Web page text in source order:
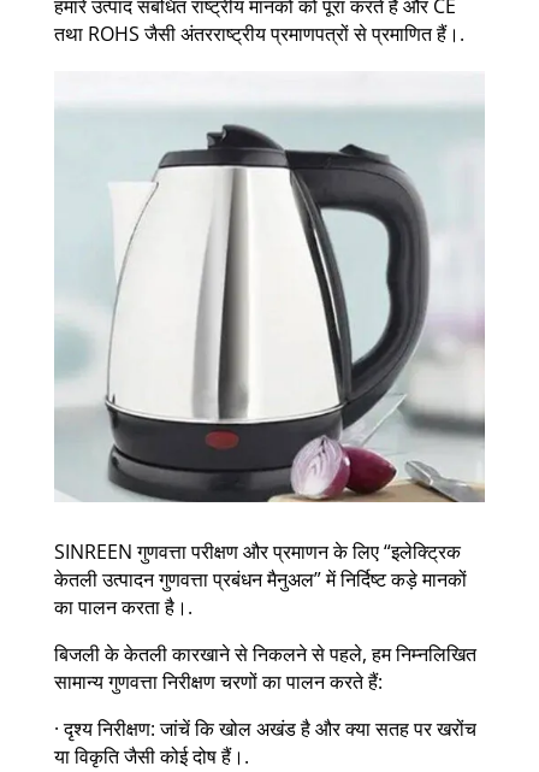
हमारे उत्पाद संबंधित राष्ट्रीय मानकों को पूरा करते हैं और CE
तथा ROHS जैसी अंतरराष्ट्रीय प्रमाणपत्रों से प्रमाणित हैं।.
SINREEN गुणवत्ता परीक्षण और प्रमाणन के लिए “इलेक्ट्रिक
केतली उत्पादन गुणवत्ता प्रबंधन मैनुअल” में निर्दिष्ट कड़े मानकों
का पालन करता है।.
बिजली के केतली कारखाने से निकलने से पहले, हम निम्नलिखित
सामान्य गुणवत्ता निरीक्षण चरणों का पालन करते हैं:
· दृश्य निरीक्षण: जांचें कि खोल अखंड है और क्या सतह पर खरोंच
या विकृति जैसी कोई दोष हैं।.